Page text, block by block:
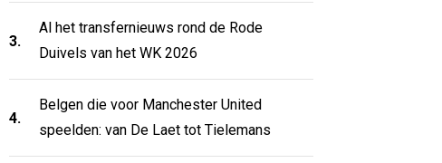
3.
Al het transfernieuws rond de Rode
Duivels van het WK 2026
4.
Belgen die voor Manchester United
speelden: van De Laet tot Tielemans